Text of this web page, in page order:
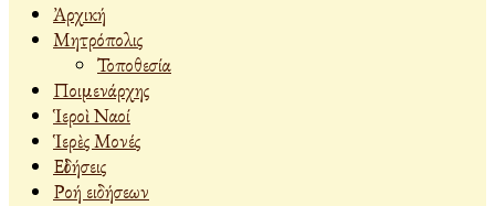
Ἀρχική
Μητρόπολις
Τοποθεσία
Ποιμενάρχης
Ἱεροὶ Ναοί
Ἱερὲς Μονές
Εἰδήσεις
Ροή ειδήσεων